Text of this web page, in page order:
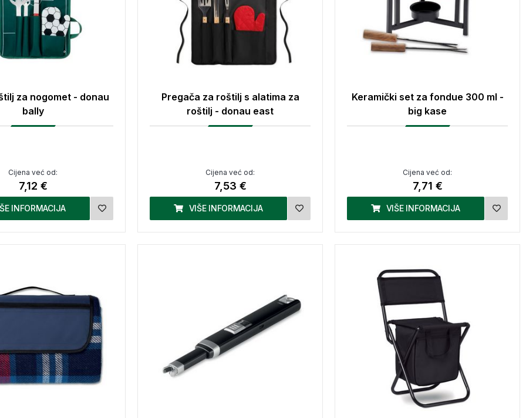
za nogomet - donau
bally
Cijena već od:
7,12 €
INFORMACIJA
Pregača za roštilj s alatima za
roštilj - donau east
Cijena već od:
7,53 €
VIŠE INFORMACIJA
Keramički set za fondue 300 ml -
big kase
Cijena već od:
7,71 €
VIŠE INFORMACIJA